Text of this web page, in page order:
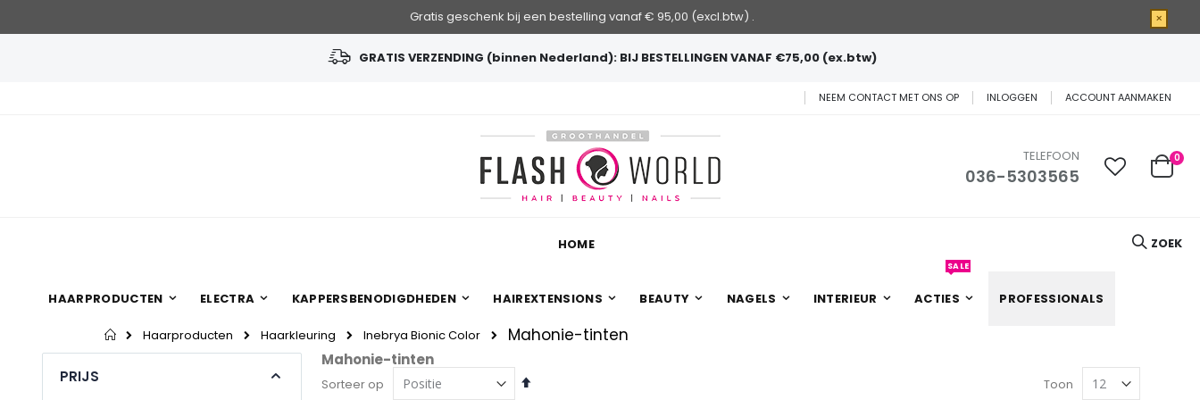
Gratis geschenk bij een bestelling vanaf € 95,00 (excl.btw) . ×
GRATIS VERZENDING (binnen Nederland): BIJ BESTELLINGEN VANAF €75,00 (ex.btw)
NEEM CONTACT MET ONS OP INLOGGEN ACCOUNT AANMAKEN
TELEFOON
036-5303565
ZOEK
Cart
0
HOME
HAARPRODUCTEN ELECTRA KAPPERSBENODIGDHEDEN HAIREXTENSIONS BEAUTY NAGELS INTERIEUR ACTIES
SALE
PROFESSIONALS
Home
Haarproducten Haarkleuring Inebrya Bionic Color Mahonie-tinten
Mahonie-tinten
Sorteer op
Van
Toon
PRIJS